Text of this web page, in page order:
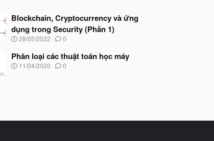
Blockchain, Cryptocurrency và ứng
dụng trong Security (Phần 1)
N
à
y
b
28/05/2022 0
Phân loại các thuật toán học máy
N
đ
11/04/2020 0